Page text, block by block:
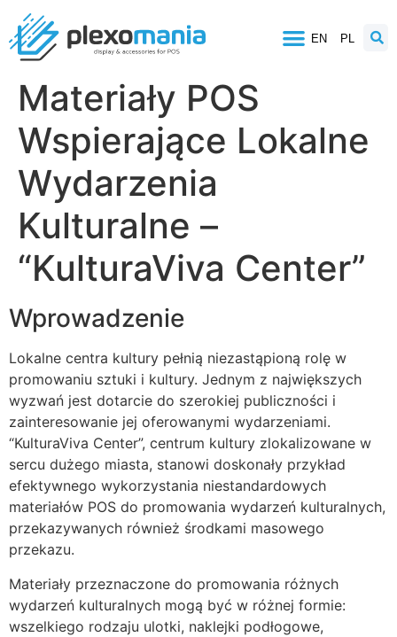
EN PL
Materiały POS
Wspierające Lokalne
Wydarzenia
Kulturalne –
“KulturaViva Center”
Wprowadzenie
Lokalne centra kultury pełnią niezastąpioną rolę w
promowaniu sztuki i kultury. Jednym z największych
wyzwań jest dotarcie do szerokiej publiczności i
zainteresowanie jej oferowanymi wydarzeniami.
“KulturaViva Center”, centrum kultury zlokalizowane w
sercu dużego miasta, stanowi doskonały przykład
efektywnego wykorzystania niestandardowych
materiałów POS do promowania wydarzeń kulturalnych,
przekazywanych również środkami masowego
przekazu.
Materiały przeznaczone do promowania różnych
wydarzeń kulturalnych mogą być w różnej formie:
wszelkiego rodzaju ulotki, naklejki podłogowe,